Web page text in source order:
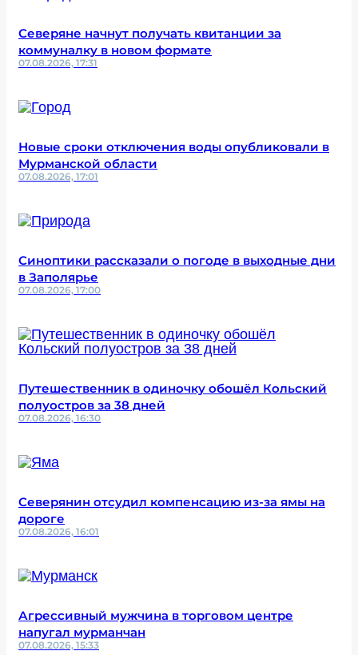
Северяне начнут получать квитанции за
коммуналку в новом формате
07.08.2026, 17:31
Новые сроки отключения воды опубликовали в
Мурманской области
07.08.2026, 17:01
Синоптики рассказали о погоде в выходные дни
в Заполярье
07.08.2026, 17:00
Путешественник в одиночку обошёл Кольский
полуостров за 38 дней
07.08.2026, 16:30
Северянин отсудил компенсацию из-за ямы на
дороге
07.08.2026, 16:01
Агрессивный мужчина в торговом центре
напугал мурманчан
07.08.2026, 15:33